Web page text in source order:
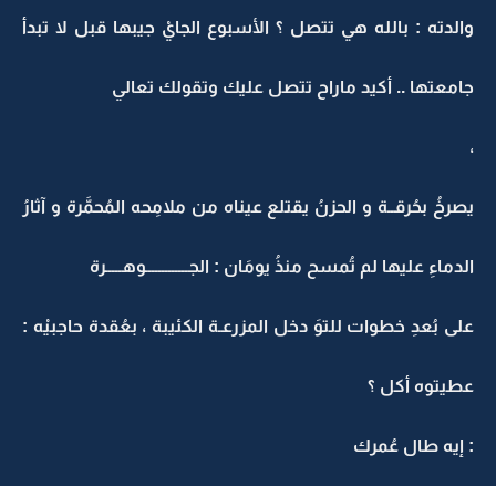
والدته : بالله هي تتصل ؟ الأسبوع الجايْ جيبها قبل لا تبدأ
جامعتها .. أكيد ماراح تتصل عليك وتقولك تعالي
،
يصرخُ بحُرقــة و الحزنُ يقتلع عيناه من ملامِحه المُحمَّرة و آثارُ
الدماءِ عليها لم تُمسح منذُ يومَان : الجـــــــــــــوهـــــرة
على بُعدِ خطوات للتوَ دخل المزرعـة الكئيبة ، بعُقدة حاجبيْه :
عطيتوه أكل ؟
: إيه طال عُمرك